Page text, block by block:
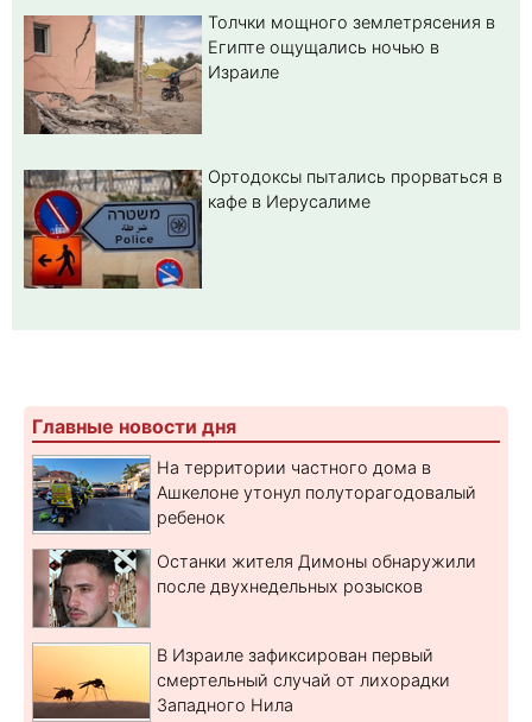
Толчки мощного землетрясения в
Египте ощущались ночью в
Израиле
Ортодоксы пытались прорваться в
кафе в Иерусалиме
Главные новости дня
На территории частного дома в
Ашкелоне утонул полуторагодовалый
ребенок
Останки жителя Димоны обнаружили
после двухнедельных розысков
В Израиле зафиксирован первый
смертельный случай от лихорадки
Западного Нила